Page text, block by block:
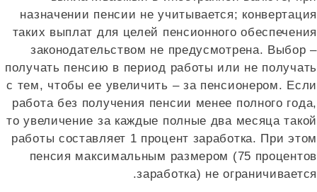
назначении пенсии не учитывается;
таких выплат для целей пенсионного
законодательством не предусмотрена. Выбор
получать пенсию в период работы или не
с тем, чтобы ее увеличить – за пенсионером.
работа без получения пенсии менее полного
то увеличение за каждые полные два месяца
работы составляет 1 процент заработка. При
пенсия максимальным размером (75
заработка) не